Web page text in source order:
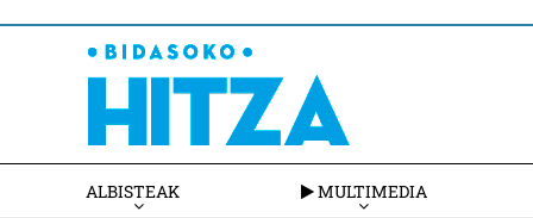
ALBISTEAK MULTIMEDIA